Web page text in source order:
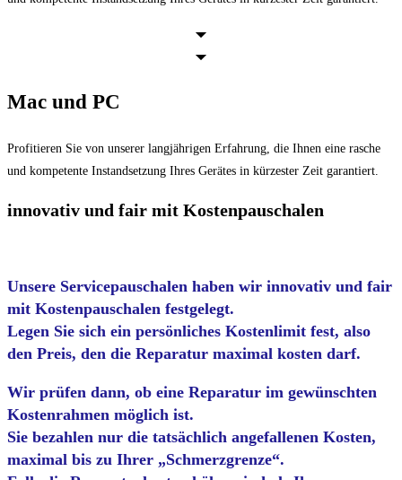
Mac und PC
Profitieren Sie von unserer langjährigen Erfahrung, die Ihnen eine rasche
und kompetente Instandsetzung Ihres Gerätes in kürzester Zeit garantiert.
innovativ und fair mit Kostenpauschalen
Unsere Servicepauschalen haben wir innovativ und fair
mit Kostenpauschalen festgelegt.
Legen Sie sich ein persönliches Kostenlimit fest, also
den Preis, den die Reparatur maximal kosten darf.
Wir prüfen dann, ob eine Reparatur im gewünschten
Kostenrahmen möglich ist.
Sie bezahlen nur die tatsächlich angefallenen Kosten,
maximal bis zu Ihrer „Schmerzgrenze“.